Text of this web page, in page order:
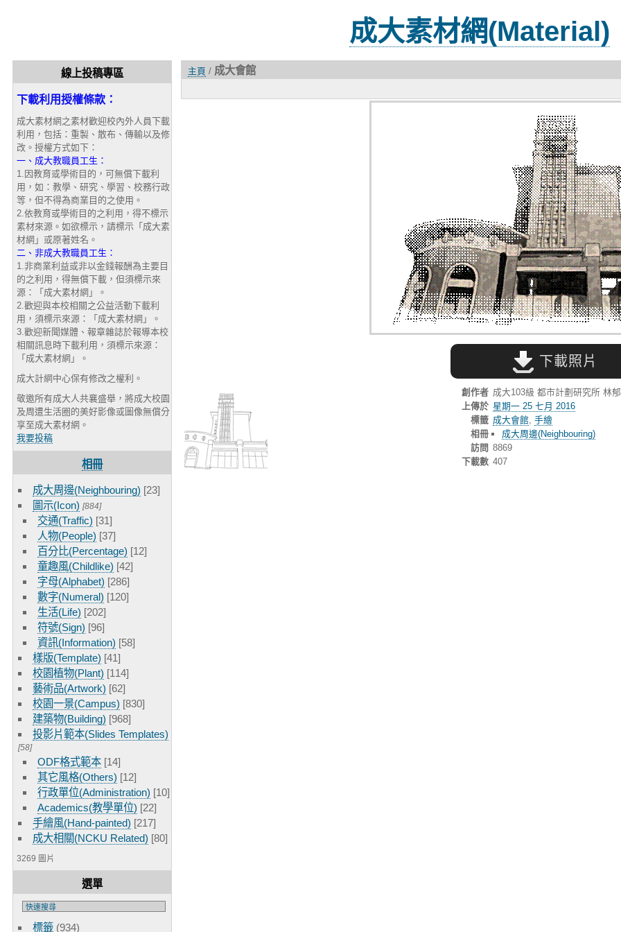
成大素材網(Material)
線上投稿專區
下載利用授權條款：
成大素材網之素材歡迎校內外人員下載
利用，包括：重製、散布、傳輸以及修
改。授權方式如下：
一、成大教職員工生：
1.因教育或學術目的，可無償下載利
用，如：教學、研究、學習、校務行政
等，但不得為商業目的之使用。
2.依教育或學術目的之利用，得不標示
素材來源。如欲標示，請標示「成大素
材網」或原著姓名。
二、非成大教職員工生：
1.非商業利益或非以金錢報酬為主要目
的之利用，得無償下載，但須標示來
源：「成大素材網」。
2.歡迎與本校相關之公益活動下載利
用，須標示來源：「成大素材網」。
3.歡迎新聞媒體、報章雜誌於報導本校
相關訊息時下載利用，須標示來源：
「成大素材網」。
成大計網中心保有修改之權利。
敬邀所有成大人共襄盛舉，將成大校園
及周遭生活圈的美好影像或圖像無償分
享至成大素材網。
我要投稿
相冊
成大周邊(Neighbouring) [23]
圖示(Icon) [884]
交通(Traffic) [31]
人物(People) [37]
百分比(Percentage) [12]
童趣風(Childlike) [42]
字母(Alphabet) [286]
數字(Numeral) [120]
生活(Life) [202]
符號(Sign) [96]
資訊(Information) [58]
樣版(Template) [41]
校園植物(Plant) [114]
藝術品(Artwork) [62]
校園一景(Campus) [830]
建築物(Building) [968]
投影片範本(Slides Templates)
[58]
ODF格式範本 [14]
其它風格(Others) [12]
行政單位(Administration) [10]
Academics(教學單位) [22]
手繪風(Hand-painted) [217]
成大相關(NCKU Related) [80]
3269 圖片
選單
標籤 (934)
主頁 / 成大會館
下載照片
創作者 成大103級 都市計劃研究所 林
上傳於 星期一 25 七月 2016
標籤 成大會館 手繪
相冊
成大周邊(Neighbouring)
訪問 8869
下載數 407